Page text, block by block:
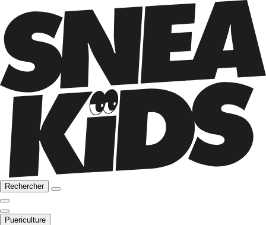
Rechercher
Puericulture